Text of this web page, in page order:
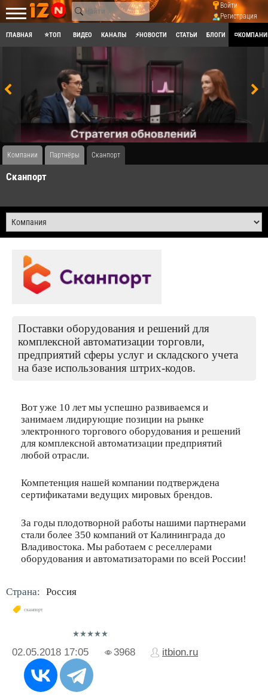
Войти
Регистрация
ГЛАВНАЯ ⭐ТОП ВИДЕО КАНАЛЫ ⚡НОВОСТИ СТАТЬИ БЛОГИ
Компании Партнёры Сканпорт
Сканпорт
Поставки оборудования и решений для
комплексной автоматизации торговли,
предприятий сферы услуг и складского учета
на базе использования штрих-кодов.
Вот уже 10 лет мы успешно развиваемся и
занимаем лидирующие позиции на рынке
электронного торгового оборудования и решений
для комплексной автоматизации предприятий
любой отрасли.
Компетенция нашей компании подтверждена
сертификатами ведущих мировых брендов.
За годы плодотворной работы нашими партнерами
стали более 350 компаний от Калининграда до
Владивостока. Мы работаем с реселлерами
оборудования и автоматизаторами по всей России!
Страна: Россия
сканпорт
02.05.2018 17:05 3968 itbion.ru